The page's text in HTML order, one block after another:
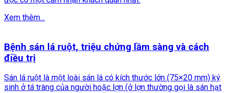
Xem thêm...
Bệnh sán lá ruột, triệu chứng lầm sàng và cách
điều trị
Sán lá ruột là một loài sán lá có kích thước lớn (75×20 mm) ký
sinh ở tá tràng của người hoặc lợn (ở lợn thường gọi là sán hạt